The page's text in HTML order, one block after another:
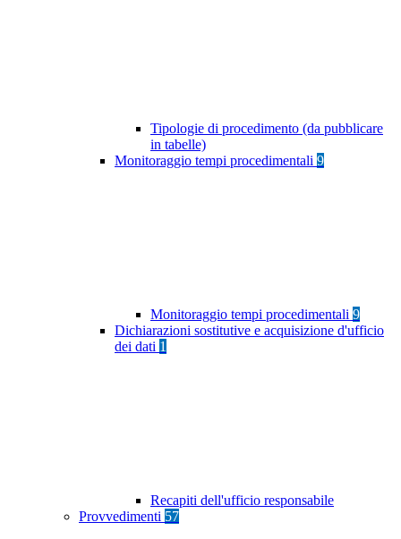
Tipologie di procedimento (da pubblicare
in tabelle)
Monitoraggio tempi procedimentali 9
Monitoraggio tempi procedimentali 9
Dichiarazioni sostitutive e acquisizione d'ufficio
dei dati 1
Recapiti dell'ufficio responsabile
Provvedimenti 57